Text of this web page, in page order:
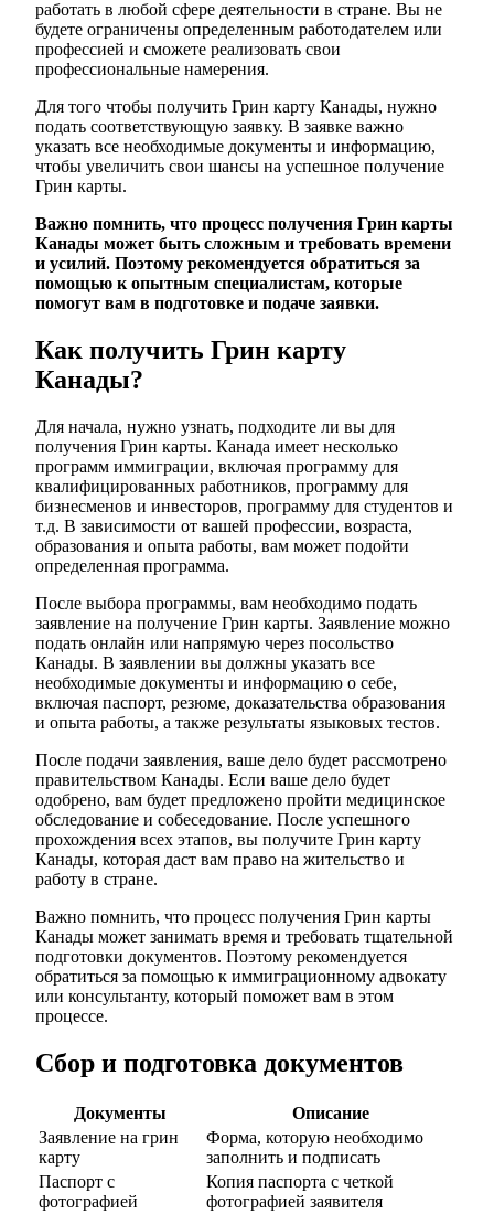
работать в любой сфере деятельности в стране. Вы не
будете ограничены определенным работодателем или
профессией и сможете реализовать свои
профессиональные намерения.
Для того чтобы получить Грин карту Канады, нужно
подать соответствующую заявку. В заявке важно
указать все необходимые документы и информацию,
чтобы увеличить свои шансы на успешное получение
Грин карты.
Важно помнить, что процесс получения Грин карты
Канады может быть сложным и требовать времени
и усилий. Поэтому рекомендуется обратиться за
помощью к опытным специалистам, которые
помогут вам в подготовке и подаче заявки.
Как получить Грин карту
Канады?
Для начала, нужно узнать, подходите ли вы для
получения Грин карты. Канада имеет несколько
программ иммиграции, включая программу для
квалифицированных работников, программу для
бизнесменов и инвесторов, программу для студентов и
т.д. В зависимости от вашей профессии, возраста,
образования и опыта работы, вам может подойти
определенная программа.
После выбора программы, вам необходимо подать
заявление на получение Грин карты. Заявление можно
подать онлайн или напрямую через посольство
Канады. В заявлении вы должны указать все
необходимые документы и информацию о себе,
включая паспорт, резюме, доказательства образования
и опыта работы, а также результаты языковых тестов.
После подачи заявления, ваше дело будет рассмотрено
правительством Канады. Если ваше дело будет
одобрено, вам будет предложено пройти медицинское
обследование и собеседование. После успешного
прохождения всех этапов, вы получите Грин карту
Канады, которая даст вам право на жительство и
работу в стране.
Важно помнить, что процесс получения Грин карты
Канады может занимать время и требовать тщательной
подготовки документов. Поэтому рекомендуется
обратиться за помощью к иммиграционному адвокату
или консультанту, который поможет вам в этом
процессе.
Сбор и подготовка документов
Документы
Описание
Заявление на грин
карту
Форма, которую необходимо
заполнить и подписать
Паспорт с
фотографией
Копия паспорта с четкой
фотографией заявителя